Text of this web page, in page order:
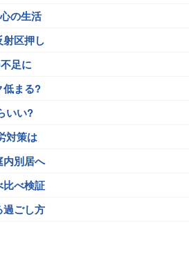
の生活
区押し
足に
低まる?
いい?
対策は
別居へ
比べ検証
過ごし方